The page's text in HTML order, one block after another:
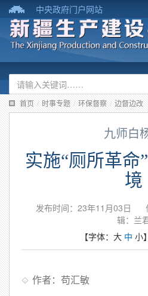
中央政府门户网站
首页 / 时事专题 / 环保督察 / 边督边改
九师白
实施“厕所革命
境
发布时间：23年11月03日
辑：兰
【字体： 大 中 小】
作者：苟汇敏